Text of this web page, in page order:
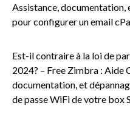
Assistance, documentation,
pour configurer un email
Est-il contraire à la loi de
2024? – Free Zimbra : Aide
documentation, et
de passe WiFi de votre box